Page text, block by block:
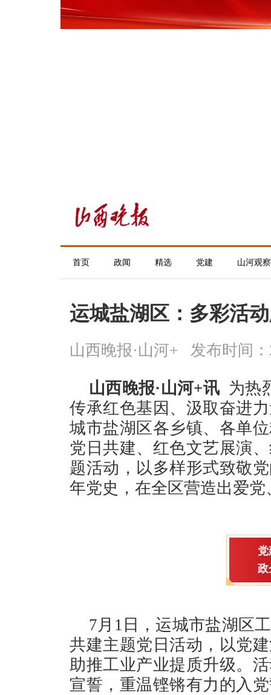
首页 政闻 精选 党建 山河观察
运城盐湖区：多彩活
山西晚报·山河+ 发布时间：
山西晚报·山河+讯 为热
传承红色基因、汲取奋进
城市盐湖区各乡镇、各单
党日共建、红色文艺展演
题活动，以多样形式致敬
年党史，在全区营造出爱
政
7月1日，运城市盐湖区
共建主题党日活动，以党
助推工业产业提质升级。
宣誓，重温铿锵有力的入